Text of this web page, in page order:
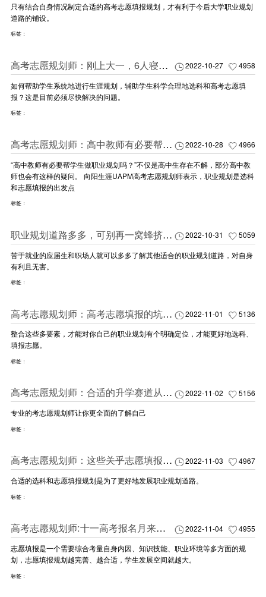
只有结合自身情况制定合适的高考志愿填报规划，才有利于今后大学职业规划
道路的铺设。
标签：
2022-10-27 4958
高考志愿规划师：刚上大一，6人寝室3个室友毅然决然回去复读了
如何帮助学生系统地进行生涯规划，辅助学生科学合理地选科和高考志愿填
报？这是目前必须尽快解决的问题。
标签：
2022-10-28 4966
高考志愿规划师：高中教师有必要帮学生做职业规划吗？
“高中教师有必要帮学生做职业规划吗？”不仅是高中生存在不解，部分高中教
师也会有这样的疑问。 向阳生涯UAPM高考志愿规划师表示，职业规划是选科
和志愿填报的出发点
标签：
2022-10-31 5059
职业规划道路多多，可别再一窝蜂挤了！
苦于就业的应届生和职场人就可以多多了解其他适合的职业规划道路，对自身
有利且无害。
标签：
2022-11-01 5136
高考志愿规划师：高考志愿填报的坑要怎么避?
整合这些多要素，才能对你自己的职业规划有个明确定位，才能更好地选科、
填报志愿。
标签：
2022-11-02 5156
高考志愿规划师：合适的升学赛道从了解自己开始
专业的考志愿规划师让你更全面的了解自己
标签：
2022-11-03 4967
高考志愿规划师：这些关乎志愿填报的盲区，你得知道
合适的选科和志愿填报规划是为了更好地发展职业规划道路。
标签：
2022-11-04 4955
高考志愿规划师:十一高考报名月来临，志愿填报规划了吗？
志愿填报是一个需要综合考量自身内因、知识技能、职业环境等多方面的规
划，志愿填报规划越完善、越合适，学生发展空间就越大。
标签：